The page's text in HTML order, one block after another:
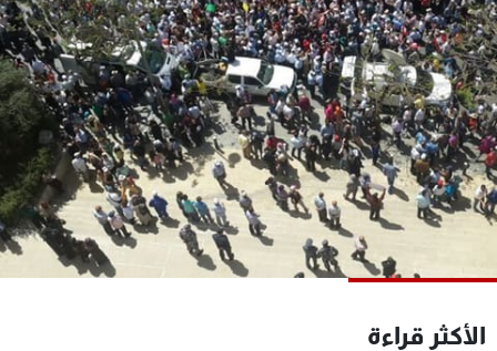
الأكثر قراءة
كأس العالم
البرامج
جدول البرامج
شاهد البرامج
الترددات
لاعلاناتكم